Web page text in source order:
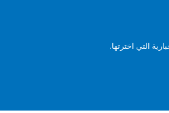
التي اخترتها.